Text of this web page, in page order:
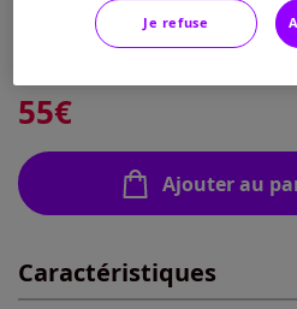
Tailles standard :
Veuillez sélectionner une
En stock
46 -En stock
55€
Ajouter au
Caractéristiques
Je refuse